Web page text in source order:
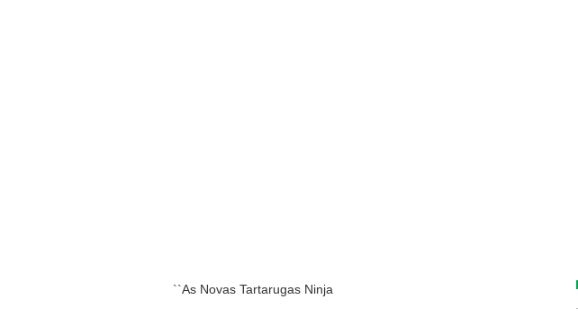
``As Novas Tartarugas Ninja